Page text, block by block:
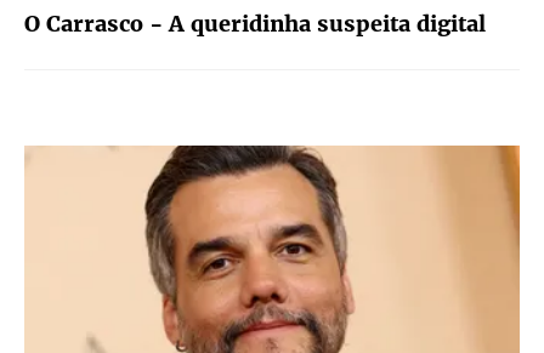
O Carrasco - A queridinha suspeita digital